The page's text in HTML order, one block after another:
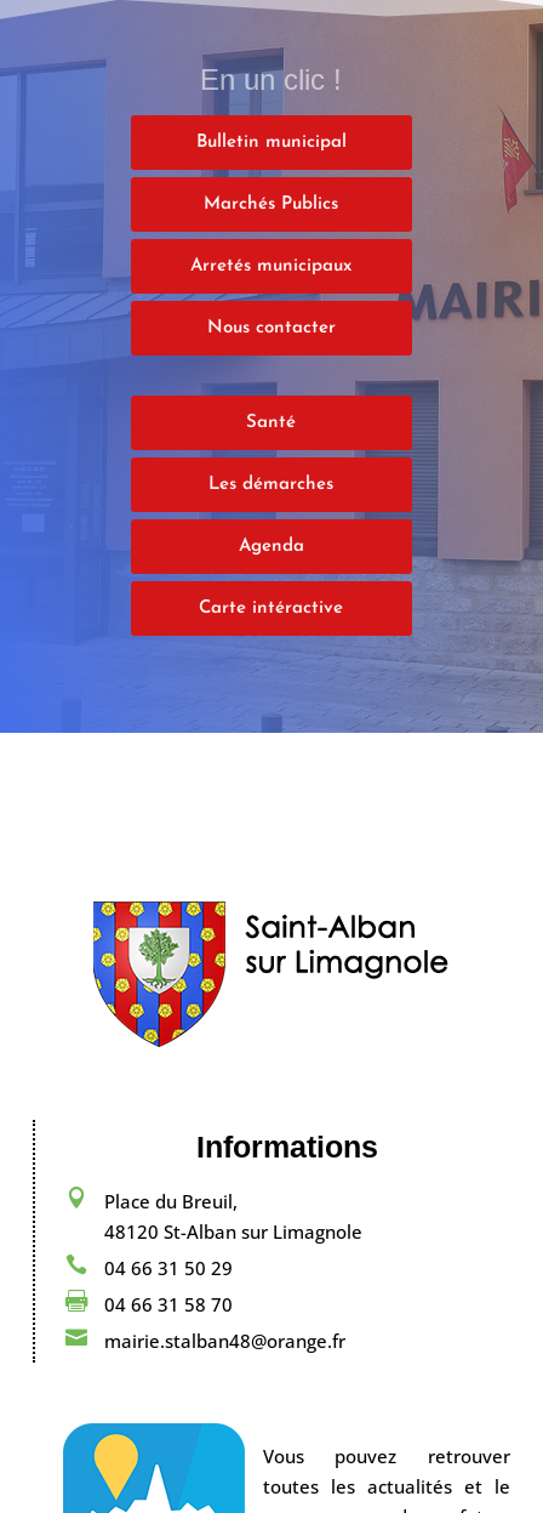
En un clic !
Bulletin municipal
Marchés Publics
Arretés municipaux
Nous contacter
Santé
Les démarches
Agenda
Carte intéractive
Informations

Place du Breuil,
48120 St-Alban sur Limagnole
 04 66 31 50 29
 04 66 31 58 70
 mairie.stalban48@orange.fr
Vous pouvez retrouver
toutes les actualités et le